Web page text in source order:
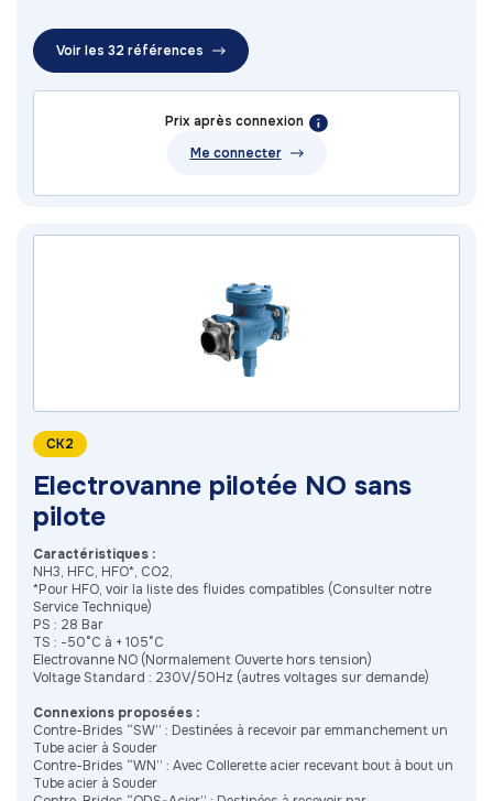
Voir les 32 références
Prix après connexion
Me connecter
CK2
Electrovanne pilotée NO sans
pilote
Caractéristiques :
NH3, HFC, HFO*, CO2,
*Pour HFO, voir la liste des fluides compatibles (Consulter notre
Service Technique)
PS : 28 Bar
TS : -50°C à + 105°C
Electrovanne NO (Normalement Ouverte hors tension)
Voltage Standard : 230V/50Hz (autres voltages sur demande)
Connexions proposées :
Contre-Brides “SW” : Destinées à recevoir par emmanchement un
Tube acier à Souder
Contre-Brides “WN” : Avec Collerette acier recevant bout à bout un
Tube acier à Souder